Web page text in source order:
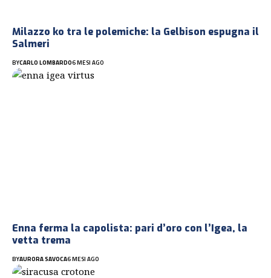
Milazzo ko tra le polemiche: la Gelbison espugna il
Salmeri
BYCARLO LOMBARDO6 MESI AGO
Enna ferma la capolista: pari d’oro con l’Igea, la
vetta trema
BYAURORA SAVOCA6 MESI AGO